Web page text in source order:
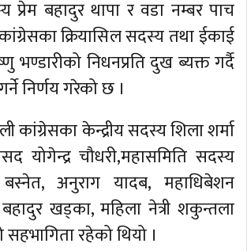
प्रेम बहादुर थापा र वडा नम्बर पाच
क्रियासिल सदस्य तथा ईकाई
भण्डारीको निधनप्रति दुख ब्यक्त गर्दै
निर्णय गरेको छ ।
कांग्रेसका केन्द्रीय सदस्य शिला शर्मा
योगेन्द्र चौधरी,महासमिति सदस्य
अनुराग यादब, महाधिबेशन
बहादुर खड्का, महिला नेत्री शकुन्तला
रहेको थियो ।